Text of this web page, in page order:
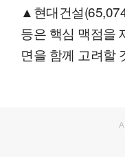
▲현대건설
등은 핵심 맥점을
면을 함께 고려할